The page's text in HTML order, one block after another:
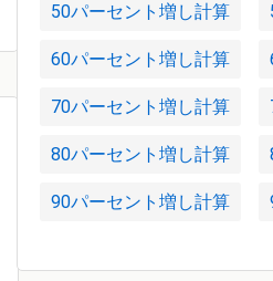
50パーセント増し計算
60パーセント増し計算
70パーセント増し計算
80パーセント増し計算
90パーセント増し計算